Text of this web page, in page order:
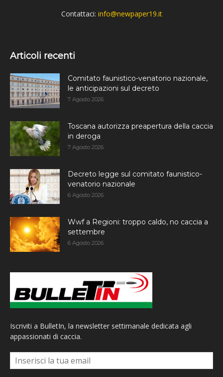
Contattaci: info@newpaper19.it
Articoli recenti
Comitato faunistico-venatorio nazionale,
le anticipazioni sul decreto
7 Agosto 2026
Toscana autorizza preapertura della caccia
in deroga
7 Agosto 2026
Decreto legge sul comitato faunistico-
venatorio nazionale
6 Agosto 2026
Wwf a Regioni: troppo caldo, no caccia a
settembre
6 Agosto 2026
Iscriviti a BulletIn, la newsletter settimanale dedicata agli
appassionati di caccia.